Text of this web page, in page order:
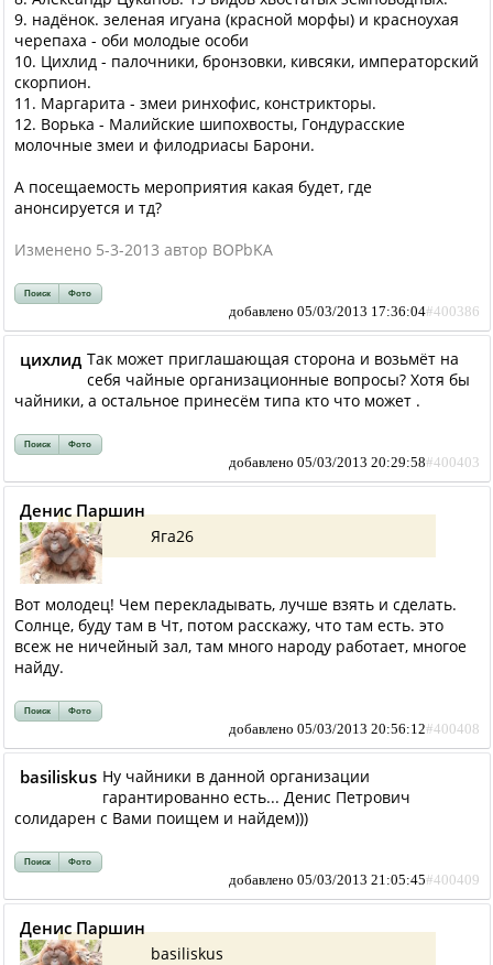
9. надёнок. зеленая игуана (красной морфы) и красноухая
черепаха - оби молодые особи
10. Цихлид - палочники, бронзовки, кивсяки, императорский
скорпион.
11. Маргарита - змеи ринхофис, констрикторы.
12. Ворька - Малийские шипохвосты, Гондурасские
молочные змеи и филодриасы Барони.
А посещаемость мероприятия какая будет, где
анонсируется и тд?
Изменено 5-3-2013 автор BOPbKA
Поиск Фото
добавлено 05/03/2013 17:36:04#400386
цихлид Так может приглашающая сторона и возьмёт на
себя чайные организационные вопросы? Хотя бы
чайники, а остальное принесём типа кто что может .
Поиск Фото
добавлено 05/03/2013 20:29:58#400403
Денис Паршин
Яга26
Вот молодец! Чем перекладывать, лучше взять и сделать.
Солнце, буду там в Чт, потом расскажу, что там есть. это
всеж не ничейный зал, там много народу работает, многое
найду.
Поиск Фото
добавлено 05/03/2013 20:56:12#400408
basiliskus Ну чайники в данной организации
гарантированно есть... Денис Петрович
солидарен с Вами поищем и найдем)))
Поиск Фото
добавлено 05/03/2013 21:05:45#400409
Денис Паршин
basiliskus